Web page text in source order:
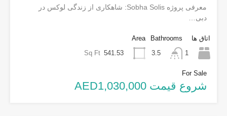
معرفی پروژه Sobha Solis: شاهکاری از زندگی لوکس در
دبی…
اتاق ها
1
Bathrooms
3.5
Area
541.53
Sq Ft
For Sale
شروع قیمت AED1,030,000